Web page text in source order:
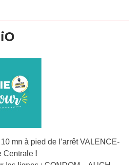
mn à pied de l’arrêt VALENCE-
Centrale !